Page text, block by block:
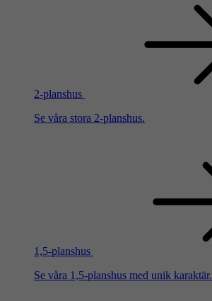
2-planshus
Se våra stora 2-planshus.
1,5-planshus
Se våra 1,5-planshus med unik karaktär.